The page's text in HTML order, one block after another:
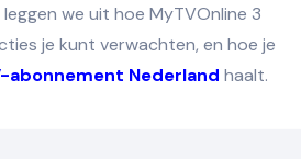
we uit hoe MyTVOnline 3
je kunt verwachten, en hoe je
abonnement Nederland haalt.